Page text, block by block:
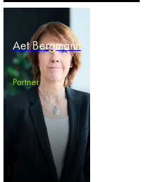
Aet Bergmann
Partner